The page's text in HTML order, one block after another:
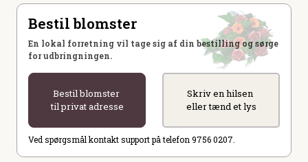
Bestil blomster
En lokal forretning vil tage sig af din bestilling og sørge
for udbringningen.
Bestil blomster
til privat adresse
Skriv en hilsen
eller tænd et lys
Ved spørgsmål kontakt support på telefon 9756 0207.